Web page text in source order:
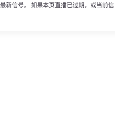
新信号。 如果本页直播已过期，或当前信